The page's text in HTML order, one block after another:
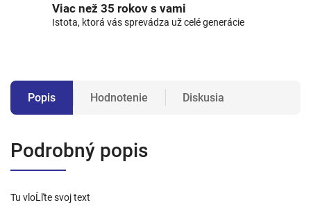
Viac než 35 rokov s vami
Istota, ktorá vás sprevádza už celé generácie
Popis Hodnotenie Diskusia
Podrobný popis
Tu vloĹľte svoj text